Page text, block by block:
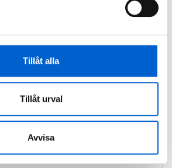
Tillåt alla
Tillåt urval
Avvisa
